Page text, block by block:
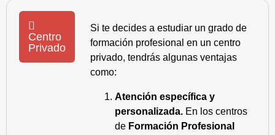
Centro
Privado
Si te decides a estudiar un grado de
formación profesional en un centro
privado, tendrás algunas ventajas
como:
Atención específica y
personalizada. En los centros
de Formación Profesional